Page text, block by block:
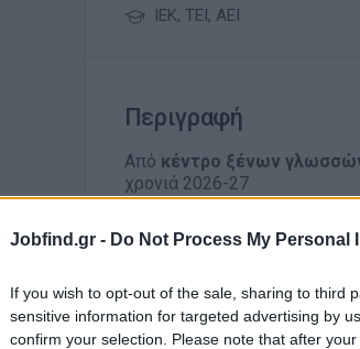
Jobfind.gr - Do Not Process My Personal
If you wish to opt-out of the sale, sharing to third
sensitive information for targeted advertising by
confirm your selection. Please note that after
ΙΕΚ, ΤΕΙ, ΑΕΙ
Περιγραφή
Από κέντρο ξένων
χρονιά 2026-27
Θέση εργασίας μερικής
Κύριες Αρμοδιότητες:
Υποδοχή και